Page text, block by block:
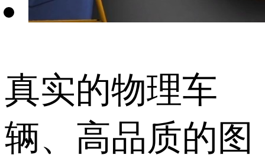
真实的物理车
辆、高品质的图